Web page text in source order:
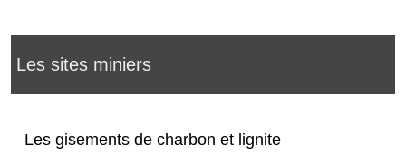
Les sites miniers
Les gisements de charbon et lignite